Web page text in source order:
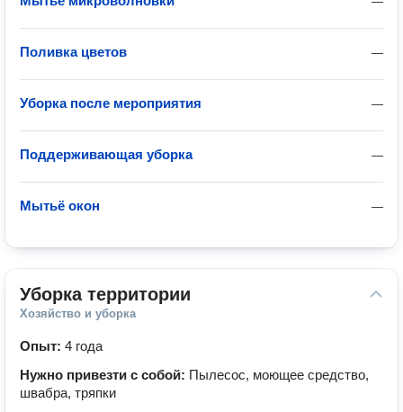
—
Поливка цветов
—
Уборка после мероприятия
—
Поддерживающая уборка
—
Мытьё окон
Уборка территории
Хозяйство и уборка
Опыт: 4 года
Нужно привезти с собой: Пылесос, моющее средство,
швабра, тряпки